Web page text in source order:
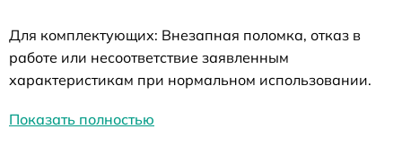
Для комплектующих: Внезапная поломка, отказ в
работе или несоответствие заявленным
характеристикам при нормальном использовании.
Показать полностью